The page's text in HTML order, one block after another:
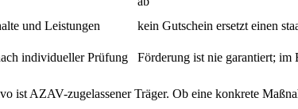
und Leistungen kein Gutschein ersetzt einen
individueller Prüfung Förderung ist nie garantiert;
ist AZAV-zugelassener Träger. Ob eine konkrete